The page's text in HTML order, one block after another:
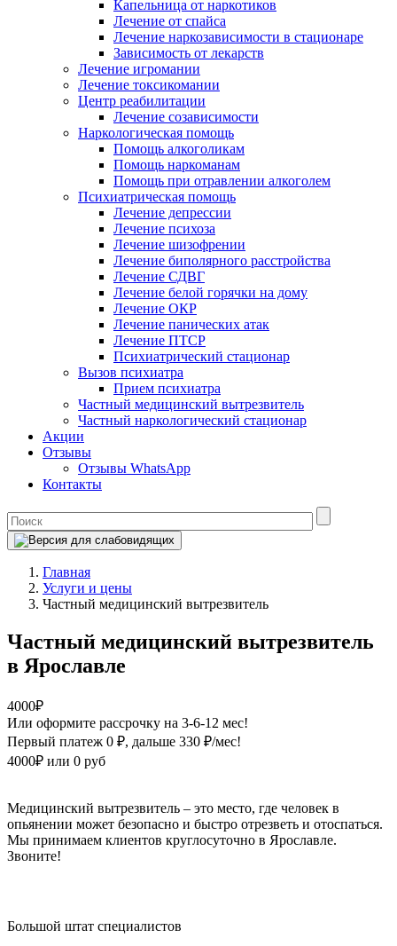
Капельница от наркотиков
Лечение от спайса
Лечение наркозависимости в стационаре
Зависимость от лекарств
Лечение игромании
Лечение токсикомании
Центр реабилитации
Лечение созависимости
Наркологическая помощь
Помощь алкоголикам
Помощь наркоманам
Помощь при отравлении алкоголем
Психиатрическая помощь
Лечение депрессии
Лечение психоза
Лечение шизофрении
Лечение биполярного расстройства
Лечение СДВГ
Лечение белой горячки на дому
Лечение ОКР
Лечение панических атак
Лечение ПТСР
Психиатрический стационар
Вызов психиатра
Прием психиатра
Частный медицинский вытрезвитель
Частный наркологический стационар
Акции
Отзывы
Отзывы WhatsApp
Контакты
Главная
Услуги и цены
Частный медицинский вытрезвитель
Частный медицинский вытрезвитель
в Ярославле
4000₽
Или оформите рассрочку на 3-6-12 мес!
Первый платеж 0 ₽, дальше 330 ₽/мес!
4000₽ или 0 руб
Медицинский вытрезвитель – это место, где человек в
опьянении может безопасно и быстро отрезветь и отоспаться.
Мы принимаем клиентов круглосуточно в Ярославле.
Звоните!
Большой штат специалистов